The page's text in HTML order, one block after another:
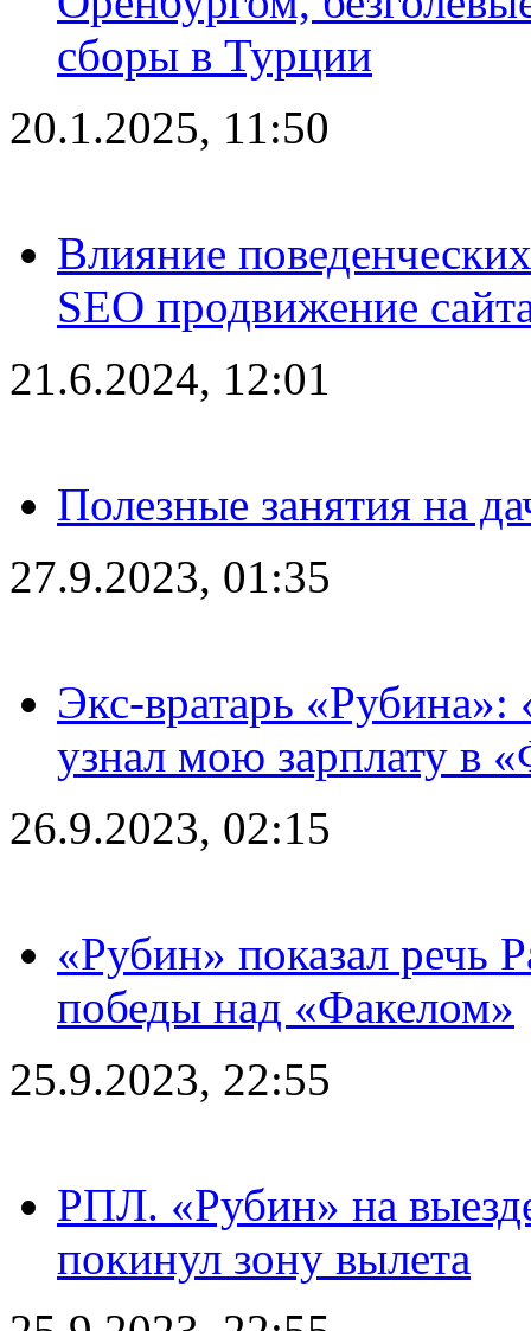
сборы в Турции
20.1.2025, 11:50
Влияние
SEO продвижение
21.6.2024, 12:01
Полезные занятия на
27.9.2023, 01:35
Экс-вратарь «Рубина»:
узнал мою зарплату в
26.9.2023, 02:15
«Рубин» показал речь
победы над «Факелом»
25.9.2023, 22:55
РПЛ. «Рубин» на
покинул зону вылета